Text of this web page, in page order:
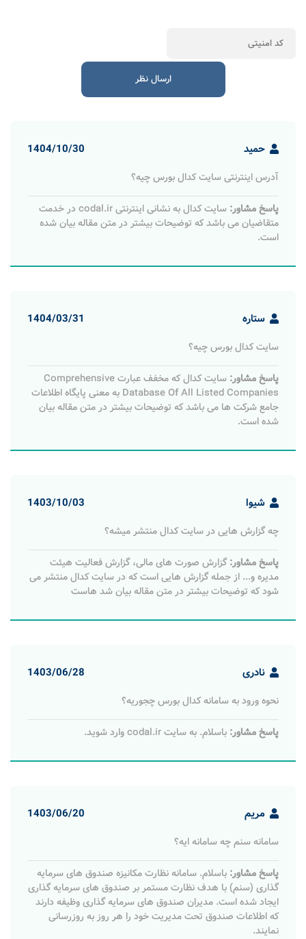
حمید 1404/10/30
آدرس اینترنتی سایت کدال بورس چیه؟
پاسخ مشاور:
سایت کدال به نشانی اینترنتی codal.ir در خدمت
متقاضیان می باشد که توضیحات بیشتر در متن مقاله بیان شده
است.
ستاره 1404/03/31
سایت کدال بورس چیه؟
پاسخ مشاور:
سایت کدال که مخفف عبارت Comprehensive
Database Of All Listed Companies به معنی پایگاه اطلاعات
جامع شرکت‌ ها می باشد که توضیحات بیشتر در متن مقاله بیان
شده است.
شیوا 1403/10/03
چه گزارش‌ هایی در سایت کدال منتشر میشه؟
پاسخ مشاور:گزارش صورت‌ های مالی، گزارش فعالیت هیئت
‌شود که توضیحات بیشتر در متن مقاله بیان شد هاست
نادری 1403/06/28
نحوه ورود به سامانه کدال بورس چجوریه؟
پاسخ مشاور: باسلام. به سایت codal.ir وارد شوید.
مریم 1403/06/20
سامانه سنم چه سامانه ایه؟
پاسخ مشاور: باسلام. سامانه نظارت مکانیزه صندوق های سرمایه
گذاری (سنم) با هدف نظارت مستمر بر صندوق های سرمایه گذاری
ایجاد شده است. مدیران صندوق های سرمایه گذاری وظیفه دارند
که اطلاعات صندوق تحت مدیریت خود را هر روز به روزرسانی
نمایند.